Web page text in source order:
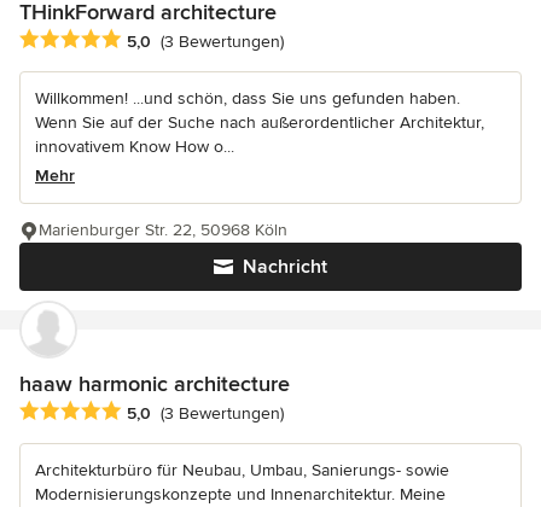
THinkForward architecture
Durchschnittliche Bewertung: 5 von 5 Sternen
5,0 (3 Bewertungen)
Willkommen! ...und schön, dass Sie uns gefunden haben.
Wenn Sie auf der Suche nach außerordentlicher Architektur,
innovativem Know How o...
Mehr
Nachricht
Marienburger Str. 22, 50968 Köln
haaw harmonic architecture
Durchschnittliche Bewertung: 5 von 5 Sternen
5,0 (3 Bewertungen)
Architekturbüro für Neubau, Umbau, Sanierungs- sowie
Modernisierungskonzepte und Innenarchitektur. Meine